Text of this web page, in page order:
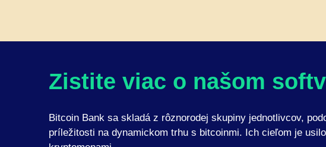
Zistite viac o našom
Bitcoin Bank sa skladá z rôznorodej skupiny jednotlivcov,
príležitosti na dynamickom trhu s bitcoinmi. Ich cieľom je